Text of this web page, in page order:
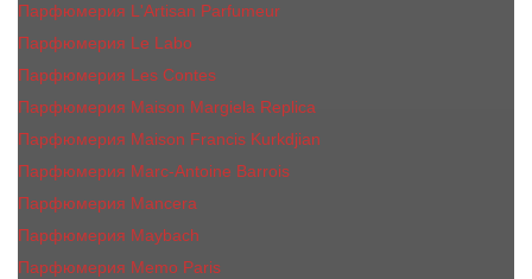
Парфюмерия L'Artisan Parfumeur
Парфюмерия Le Labo
Парфюмерия Les Contes
Парфюмерия Maison Margiela Replica
Парфюмерия Maison Francis Kurkdjian
Парфюмерия Marc-Antoine Barrois
Парфюмерия Mancera
Парфюмерия Maybach
Парфюмерия Memo Paris